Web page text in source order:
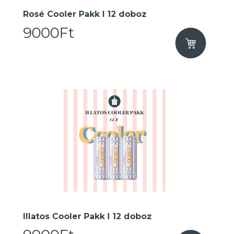
Rosé Cooler Pakk I 12 doboz
9000Ft
Illatos Cooler Pakk I 12 doboz